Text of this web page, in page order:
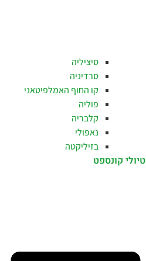
סיציליה
סרדיניה
קו החוף האמלפיטאני
פוליה
קלבריה
נאפולי
בזיליקטה
טיולי קונספט